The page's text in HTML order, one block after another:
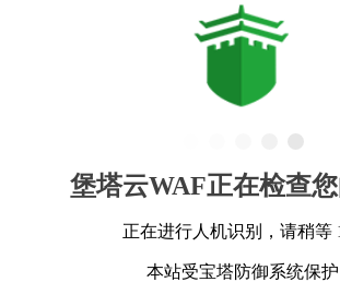
堡塔云WAF正在检查
正在进行人机识别，请稍等
本站受宝塔防御系统保护